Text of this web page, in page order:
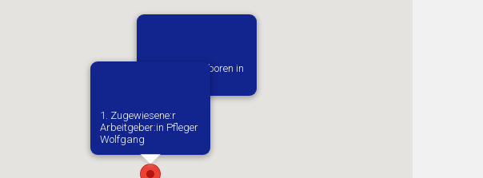
Vermutlich geboren in
1. Zugewiesene:r
Arbeitgeber:in​ Pfleger
Wolfgang